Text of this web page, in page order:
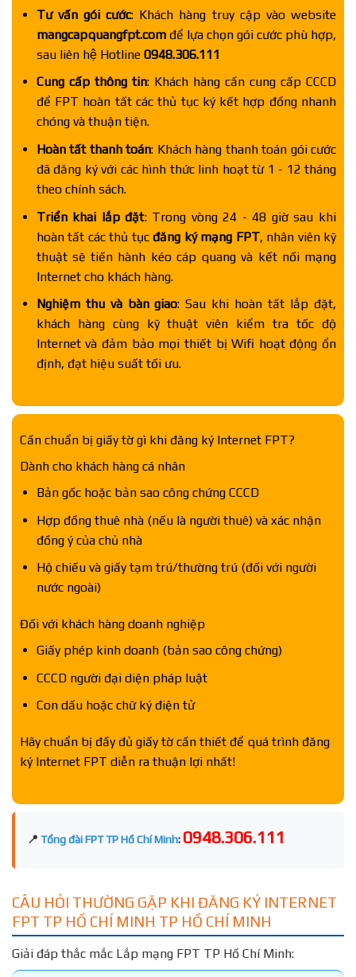
Tư vấn gói cước: Khách hàng truy cập vào website
mangcapquangfpt.comđể lựa chọn gói cước phù hợp,
sau liên hệ Hotline 0948.306.111
Cung cấp thông tin: Khách hàng cần cung cấp CCCD
để FPT hoàn tất các thủ tục ký kết hợp đồng nhanh
chóng và thuận tiện.
Hoàn tất thanh toán: Khách hàng thanh toán gói cước
đã đăng ký với các hình thức linh hoạt từ 1 - 12 tháng
theo chính sách.
Triển khai lắp đặt: Trong vòng 24 - 48 giờ sau khi
hoàn tất các thủ tục đăng ký mạng FPT, nhân viên kỹ
thuật sẽ tiến hành kéo cáp quang và kết nối mạng
Internet cho khách hàng.
Nghiệm thu và bàn giao: Sau khi hoàn tất lắp đặt,
khách hàng cùng kỹ thuật viên kiểm tra tốc độ
Internet và đảm bảo mọi thiết bị Wifi hoạt động ổn
định, đạt hiệu suất tối ưu.
Cần chuẩn bị giấy tờ gì khi đăng ký Internet FPT?
Dành cho khách hàng cá nhân
Bản gốc hoặc bản sao công chứng CCCD
Hợp đồng thuê nhà (nếu là người thuê) và xác nhận
đồng ý của chủ nhà
Hộ chiếu và giấy tạm trú/thường trú (đối với người
nước ngoài)
Đối với khách hàng doanh nghiệp
Giấy phép kinh doanh (bản sao công chứng)
CCCD người đại diện pháp luật
Con dấu hoặc chữ ký điện tử
Hãy chuẩn bị đầy đủ giấy tờ cần thiết để quá trình đăng
ký Internet FPT diễn ra thuận lợi nhất!
📍 Tổng đài FPT TP Hồ Chí Minh: 0948.306.111
CÂU HỎI THƯỜNG GẶP KHI ĐĂNG KÝ INTERNET
FPT TP HỒ CHÍ MINH TP HỒ CHÍ MINH
Giải đáp thắc mắc Lắp mạng FPT TP Hồ Chí Minh: